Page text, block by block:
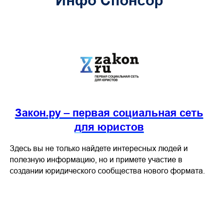
Закон.ру – первая социальная сеть
для юристов
Здесь вы не только найдете интересных людей и
полезную информацию, но и примете участие в
создании юридического сообщества нового формата.